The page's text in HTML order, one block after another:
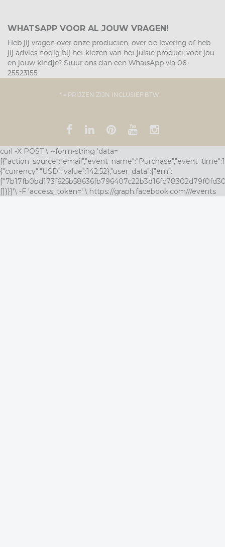
WHATSAPP VOOR AL JOUW VRAGEN!
Heb jij vragen over onze producten, over de levering of heb
jij advies nodig bij het kiezen van het juiste product voor jou
en jouw kindje? Stuur ons dan een WhatsApp via 06-
25523155
* = PRIJZEN ZIJN INCLUSIEF BTW
curl -X POST \ --form-string 'data=
{"currency":"USD","value":142.52},"user_data":{"em":
[]}}]'\ -F 'access_token=' \ https://graph.facebook.com///events